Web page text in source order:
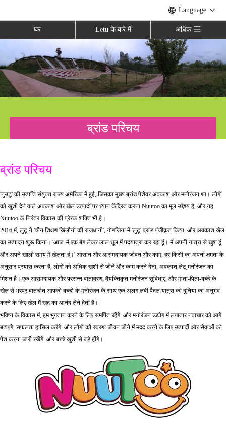
Language
घर Letu के बारे में अधिक
ब्रांड परिचय
ब्रांड परिचय
'नुउटू' की उत्पत्ति संयुक्त राज्य अमेरिका में हुई, जिसका मुख्य ब्रांड पेशेवर अवकाश और मनोरंजन था। लोगों
को खुशी देने वाले अवकाश और खेल उत्पादों पर ध्यान केंद्रित करना Nuutoo का मूल उद्देश्य है, और यह
Nuutoo के निरंतर विकास की प्रेरक शक्ति भी है।
2016 में, लुटू ने 'चीन शिक्षण खिलौनों की राजधानी', योंगजिया में 'लुटू' ब्रांड पंजीकृत किया, और अवकाश खेल
का उत्पादन शुरू किया। 'आज, मैं एक बैग लेकर लाल धूल में पदयात्रा कर रहा हूं। मैं अपनी यात्रा से खुश हूं
और अपने खाली समय में खेलता हूं।' आसान और आरामदायक जीवन और काम, हर किसी का अपनी क्षमता के
अनुसार प्रयास करना है, लोगों को अधिक खुशी से जीने और काम करने देना, अवकाश लेटू मनोरंजन का
मिशन है। एक आरामदायक और प्रसन्न वातावरण, वैयक्तिकृत मनोरंजन सुविधाएं, और माता-पिता-बच्चे के
खेल से भरपूर बातचीत आपको बच्चों के मनोरंजन के साथ एक अलग लंबी पैदल यात्रा की दुनिया का अनुभव
करने के लिए खेल में खुद का आनंद लेने देती है।
भविष्य के विकास में, हम भुगतान करने के लिए समर्पित रहेंगे, और मनोरंजन उद्योग में लगातार नवाचार को आगे
बढ़ाएंगे, सफलता हासिल करेंगे, और लोगों को स्वस्थ जीवन जीने में मदद करने के लिए उत्पादों और सेवाओं को
पेश करना जारी रखेंगे, और बच्चे खुशी से बड़े होंगे।